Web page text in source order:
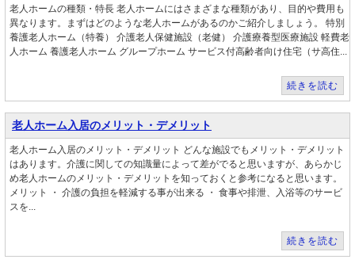
老人ホームの種類・特長 老人ホームにはさまざまな種類があり、目的や費用も
異なります。まずはどのような老人ホームがあるのかご紹介しましょう。 特別
養護老人ホーム（特養） 介護老人保健施設（老健） 介護療養型医療施設 軽費老
人ホーム 養護老人ホーム グループホーム サービス付高齢者向け住宅（サ高住...
続きを読む
老人ホーム入居のメリット・デメリット
老人ホーム入居のメリット・デメリット どんな施設でもメリット・デメリット
はあります。介護に関しての知識量によって差がでると思いますが、あらかじ
め老人ホームのメリット・デメリットを知っておくと参考になると思います。
メリット ・ 介護の負担を軽減する事が出来る ・ 食事や排泄、入浴等のサービ
スを...
続きを読む